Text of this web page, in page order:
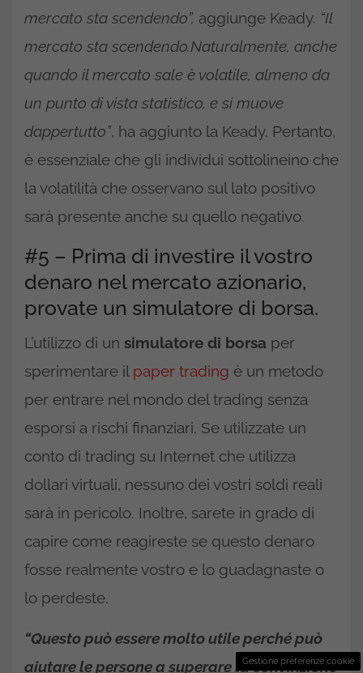
mercato sta scendendo”, aggiunge Keady. “Il
mercato sta scendendo.Naturalmente, anche
quando il mercato sale è volatile, almeno da
un punto di vista statistico, e si muove
dappertutto”, ha aggiunto la Keady. Pertanto,
è essenziale che gli individui sottolineino che
la volatilità che osservano sul lato positivo
sarà presente anche su quello negativo.
#5 – Prima di investire il vostro
denaro nel mercato azionario,
provate un simulatore di borsa.
L’utilizzo di un simulatore di borsa per
sperimentare il paper trading è un metodo
per entrare nel mondo del trading senza
esporsi a rischi finanziari. Se utilizzate un
conto di trading su Internet che utilizza
dollari virtuali, nessuno dei vostri soldi reali
sarà in pericolo. Inoltre, sarete in grado di
capire come reagireste se questo denaro
fosse realmente vostro e lo guadagnaste o
lo perdeste.
“Questo può essere molto utile perché può
aiutare le persone a superare la convinzione
Gestione preferenze cookie